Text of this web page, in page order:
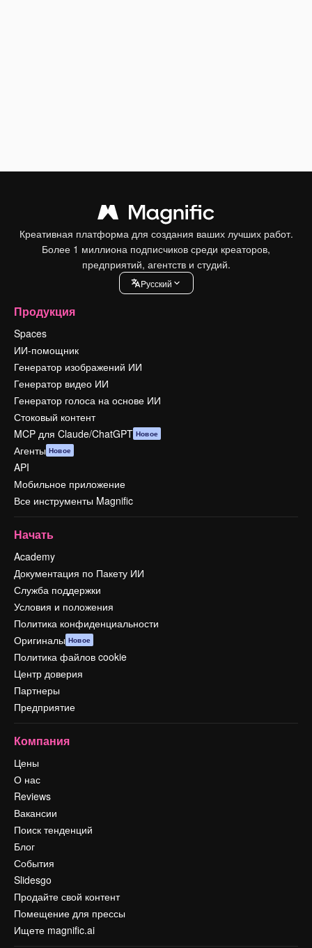
Креативная платформа для создания ваших лучших работ.
Более 1 миллиона подписчиков среди креаторов,
предприятий, агентств и студий.
Pусский
Продукция
Spaces
ИИ-помощник
Генератор изображений ИИ
Генератор видео ИИ
Генератор голоса на основе ИИ
Стоковый контент
MCP для Claude/ChatGPT Новое
Агенты Новое
API
Мобильное приложение
Все инструменты Magnific
Начать
Academy
Документация по Пакету ИИ
Служба поддержки
Условия и положения
Политика конфиденциальности
Оригиналы Новое
Политика файлов cookie
Центр доверия
Партнеры
Предприятие
Компания
Цены
О нас
Reviews
Вакансии
Поиск тенденций
Блог
События
Slidesgo
Продайте свой контент
Помещение для прессы
Ищете magnific.ai